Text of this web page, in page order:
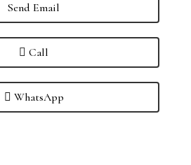
Send Email
Call
WhatsApp